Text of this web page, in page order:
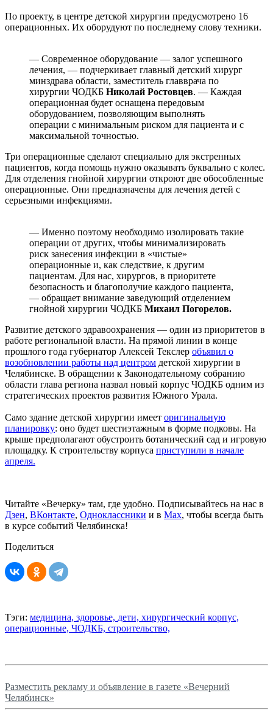
По проекту, в центре детской хирургии предусмотрено 16
операционных. Их оборудуют по последнему слову техники.
— Современное оборудование — залог успешного
лечения, — подчеркивает главный детский хирург
минздрава области, заместитель главврача по
хирургии ЧОДКБ Николай Ростовцев. — Каждая
операционная будет оснащена передовым
оборудованием, позволяющим выполнять
операции с минимальным риском для пациента и с
максимальной точностью.
Три операционные сделают специально для экстренных
пациентов, когда помощь нужно оказывать буквально с колес.
Для отделения гнойной хирургии откроют две обособленные
операционные. Они предназначены для лечения детей с
серьезными инфекциями.
— Именно поэтому необходимо изолировать такие
операции от других, чтобы минимализировать
риск занесения инфекции в «чистые»
операционные и, как следствие, к другим
пациентам. Для нас, хирургов, в приоритете
безопасность и благополучие каждого пациента,
— обращает внимание заведующий отделением
гнойной хирургии ЧОДКБ Михаил Погорелов.
Развитие детского здравоохранения — один из приоритетов в
работе региональной власти. На прямой линии в конце
прошлого года губернатор Алексей Текслер объявил о
возобновлении работы над центром детской хирургии в
Челябинске. В обращении к Законодательному собранию
области глава региона назвал новый корпус ЧОДКБ одним из
стратегических проектов развития Южного Урала.
Само здание детской хирургии имеет оригинальную
планировку: оно будет шестиэтажным в форме подковы. На
крыше предполагают обустроить ботанический сад и игровую
площадку. К строительству корпуса приступили в начале
апреля.
Читайте «Вечерку» там, где удобно. Подписывайтесь на нас в
Дзен, ВКонтакте, Одноклассники и в Max, чтобы всегда быть
в курсе событий Челябинска!
Поделиться
Тэги: медицина, здоровье, дети, хирургический корпус,
операционные, ЧОДКБ, строительство,
Разместить рекламу и объявление в газете «Вечерний
Челябинск»